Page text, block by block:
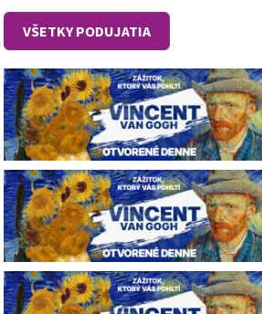
VŠETKY PODUJATIA